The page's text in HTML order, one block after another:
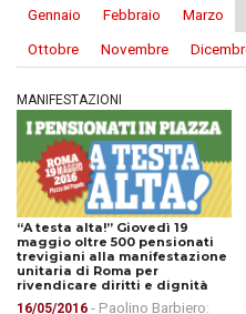
Gennaio Febbraio Marzo
Ottobre
Novembre
MANIFESTAZIONI
“A testa alta!” Giovedì 19
maggio oltre 500 pensionati
trevigiani alla manifestazione
unitaria di Roma per
rivendicare diritti e dignità
16/05/2016 - Paolino Barbiero: